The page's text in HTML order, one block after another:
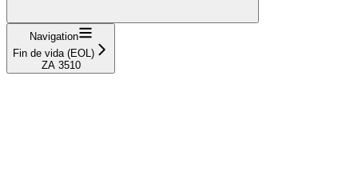
Navigation
Fin de vida (EOL)
ZA 3510